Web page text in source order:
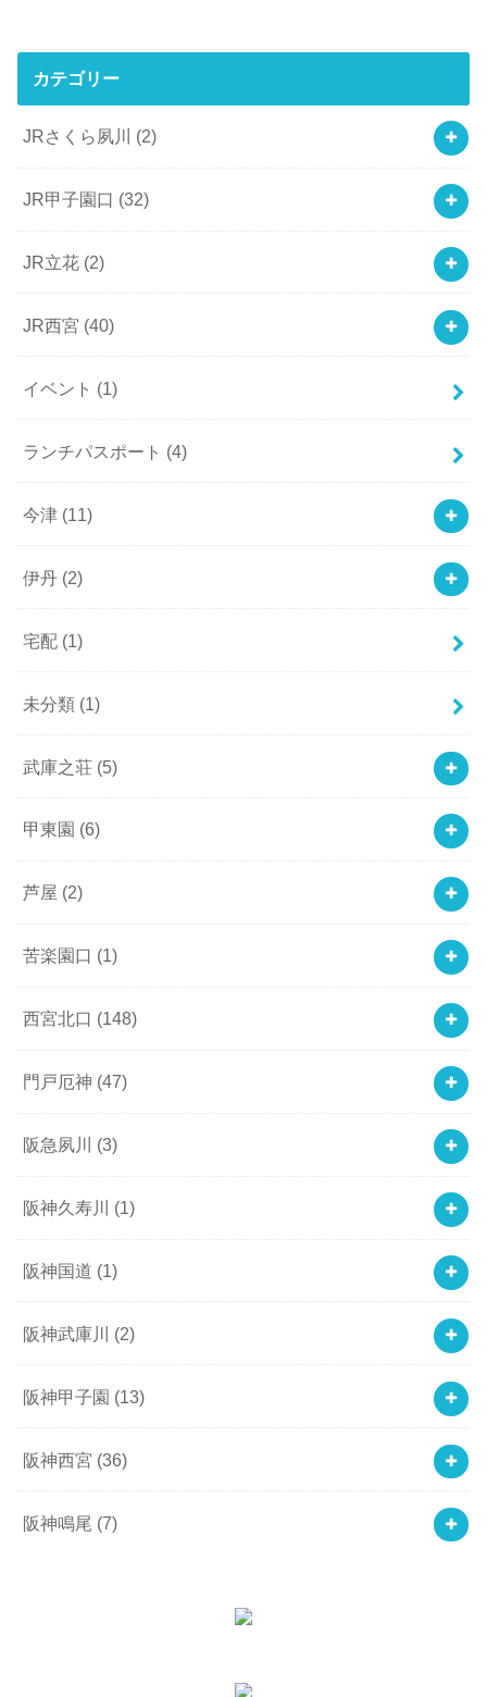
カテゴリー
JRさくら夙川 (2)
JR甲子園口 (32)
JR立花 (2)
JR西宮 (40)
イベント (1)
ランチパスポート (4)
今津 (11)
伊丹 (2)
宅配 (1)
未分類 (1)
武庫之荘 (5)
甲東園 (6)
芦屋 (2)
苦楽園口 (1)
西宮北口 (148)
門戸厄神 (47)
阪急夙川 (3)
阪神久寿川 (1)
阪神国道 (1)
阪神武庫川 (2)
阪神甲子園 (13)
阪神西宮 (36)
阪神鳴尾 (7)